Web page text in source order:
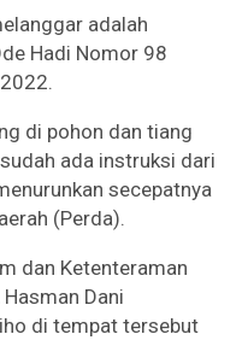
adalah
Hadi Nomor 98
di pohon dan tiang
ada instruksi dari
secepatnya
(Perda).
dan Ketenteraman
Dani
di tempat tersebut